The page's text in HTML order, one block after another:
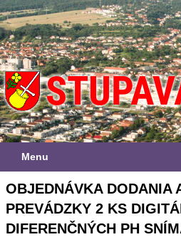
Menu
OBJEDNÁVKA DODANIA
PREVÁDZKY 2 KS
DIFERENČNÝCH PH